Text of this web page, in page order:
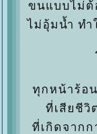
ขนแบบไม่ต้
ไม่อุ้มน้ำ ทำ
ทุกหน้าร้อ
ที่เสียชี
ที่เกิดจาก